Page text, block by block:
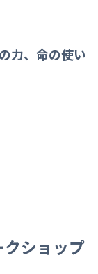
力、命の使い
ショップ